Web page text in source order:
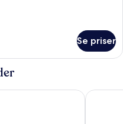
Se priser
Hotel